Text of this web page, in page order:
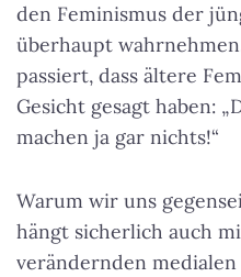
den Feminismus der
überhaupt
passiert, dass ältere
Gesicht gesagt haben:
machen ja gar nichts!“
Warum wir uns
hängt sicherlich auch
verändernden